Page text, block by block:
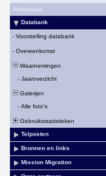
Homepage
Databank
- Voorstelling databank
- Overeenkomst
Waarnemingen
- Jaaroverzicht
Galerijen
- Alle foto's
Gebruiksstatistieken
Telposten
Bronnen en links
Mission Migration